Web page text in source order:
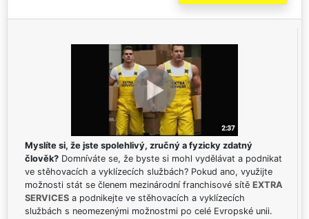
Myslíte si, že jste spolehlivý, zručný a fyzicky zdatný
člověk? Domníváte se, že byste si mohl vydělávat a podnikat
ve stěhovacích a vyklízecích službách? Pokud ano, využijte
možnosti stát se členem mezinárodní franchisové sítě EXTRA
SERVICES a podnikejte ve stěhovacích a vyklízecích
službách s neomezenými možnostmi po celé Evropské unii.